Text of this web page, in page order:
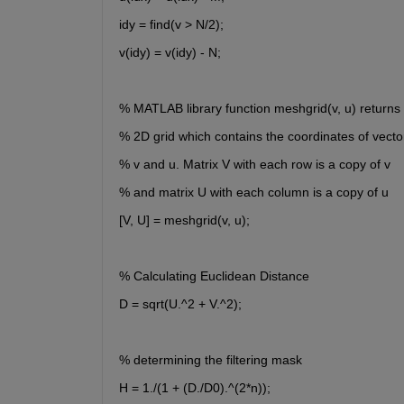
idy = find(v > N/2);
v(idy) = v(idy) - N;
% MATLAB library function meshgrid(v, u) returns
% 2D grid which contains the coordinates of
% v and u. Matrix V with each row is a copy of v
% and matrix U with each column is a copy of u
[V, U] = meshgrid(v, u);
% Calculating Euclidean Distance
D = sqrt(U.^2 + V.^2);
% determining the filtering mask
H = 1./(1 + (D./D0).^(2*n));